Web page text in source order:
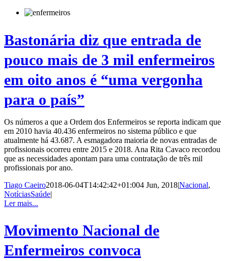
Bastonária diz que entrada de
pouco mais de 3 mil enfermeiros
em oito anos é “uma vergonha
para o país”
Os números a que a Ordem dos Enfermeiros se reporta indicam que
em 2010 havia 40.436 enfermeiros no sistema público e que
atualmente há 43.687. A esmagadora maioria de novas entradas de
profissionais ocorreu entre 2015 e 2018. Ana Rita Cavaco recordou
que as necessidades apontam para uma contratação de três mil
profissionais por ano.
Tiago Caeiro2018-06-04T14:42:42+01:004 Jun, 2018|Nacional,
NotíciasSaúde|
Ler mais...
Movimento Nacional de
Enfermeiros convoca